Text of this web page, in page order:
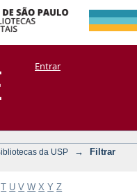
CoriscoEntrar
da USP →
Filtrar
T U V W X Y Z